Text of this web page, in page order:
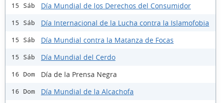
15 Sáb Día Mundial de los Derechos del Consumidor
15 Sáb Día Internacional de la Lucha contra la Islamofobia
15 Sáb Día Mundial contra la Matanza de Focas
15 Sáb Día Mundial del Cerdo
16 Dom Día de la Prensa Negra
16 Dom Día Mundial de la Alcachofa